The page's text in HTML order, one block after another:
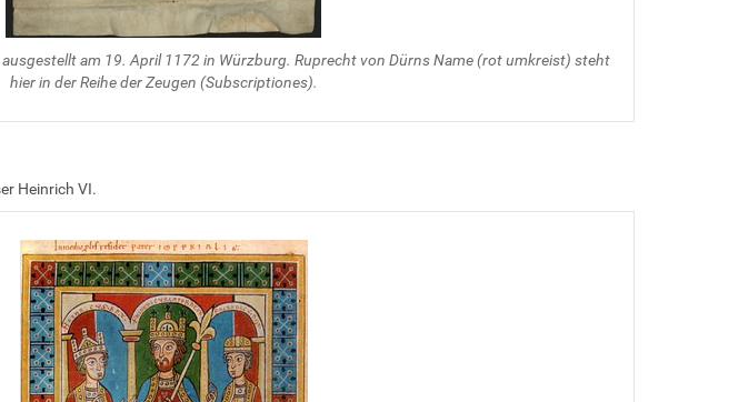
am 19. April 1172 in Würzburg. Ruprecht von Dürns Name (rot umkreist) steht
hier in der Reihe der Zeugen (Subscriptiones).
Heinrich VI.